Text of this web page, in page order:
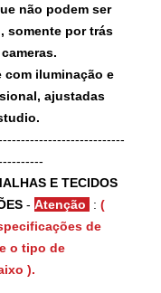
não podem ser
somente por trás
com iluminação e
ajustadas
E TECIDOS
- Atenção : (
de
o tipo de
).